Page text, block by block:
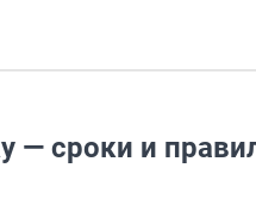
— сроки и